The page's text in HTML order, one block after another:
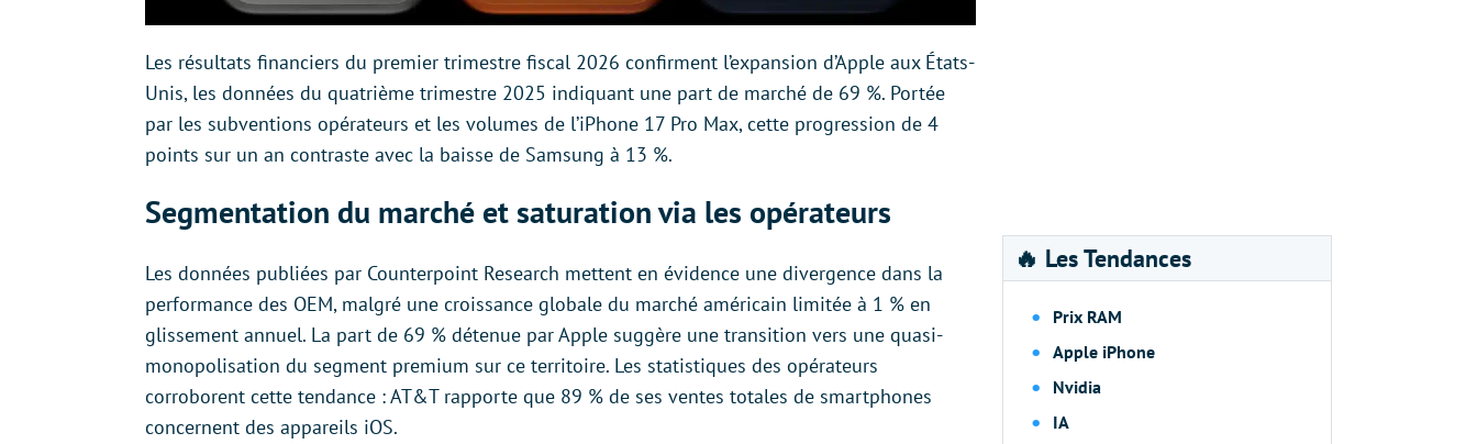
Les résultats financiers du premier trimestre fiscal 2026 confirment l’expansion d’Apple aux États-
Unis, les données du quatrième trimestre 2025 indiquant une part de marché de 69 %. Portée
par les subventions opérateurs et les volumes de l’iPhone 17 Pro Max, cette progression de 4
points sur un an contraste avec la baisse de Samsung à 13 %.
Segmentation du marché et saturation via les opérateurs
Les données publiées par Counterpoint Research mettent en évidence une divergence dans la
performance des OEM, malgré une croissance globale du marché américain limitée à 1 % en
glissement annuel. La part de 69 % détenue par Apple suggère une transition vers une quasi-
monopolisation du segment premium sur ce territoire. Les statistiques des opérateurs
corroborent cette tendance : AT&T rapporte que 89 % de ses ventes totales de smartphones
concernent des appareils iOS.
🔥 Les Tendances
Prix RAM
Apple iPhone
Nvidia
IA